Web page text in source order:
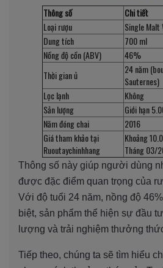
Thông số
Chi tiết
Loại rượu
Single Malt
Dung tích
700 ml
Nồng độ cồn (ABV)
46%
Thời gian ủ
24 năm
Sauternes)
Lọc lạnh
Không
Sản lượng
Giới hạn
Năm đóng chai
2016
Giá tham khảo tại
Ruoutaychinhhang
Khoảng
Tháng 03/
Thông số này giúp người dùng
được đặc điểm quan trọng của
Với độ tuổi 24 năm, nồng độ
biệt, sản phẩm thể hiện sự đầu
lượng và trải nghiệm thưởng
Tiếp theo, chúng ta sẽ tìm hiểu